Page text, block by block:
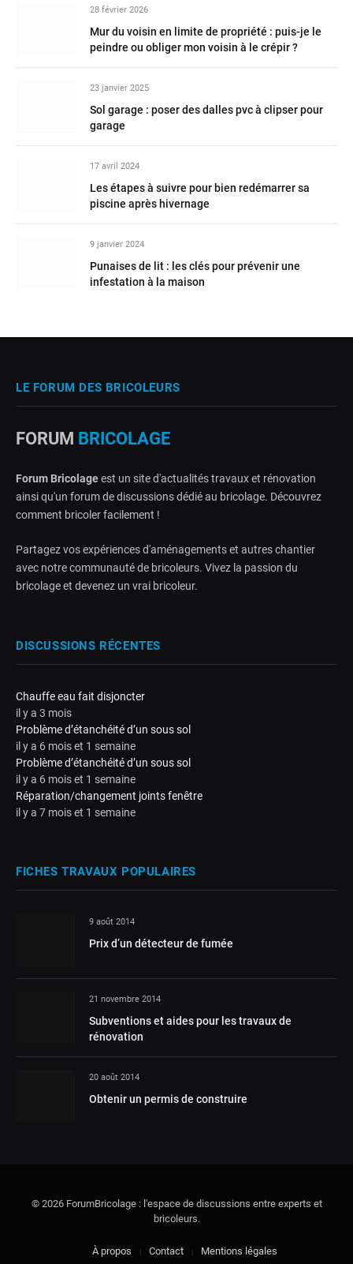
28 février 2026
Mur du voisin en limite de propriété : puis-je le
peindre ou obliger mon voisin à le crépir ?
23 janvier 2025
Sol garage : poser des dalles pvc à clipser pour
garage
17 avril 2024
Les étapes à suivre pour bien redémarrer sa
piscine après hivernage
9 janvier 2024
Punaises de lit : les clés pour prévenir une
infestation à la maison
LE FORUM DES BRICOLEURS
FORUM BRICOLAGE
Forum Bricolageest un site d'actualités travaux et rénovation
ainsi qu'un forum de discussions dédié au bricolage. Découvrez
comment bricoler facilement !
Partagez vos expériences d'aménagements et autres chantier
avec notre communauté de bricoleurs. Vivez la passion du
bricolage et devenez un vrai bricoleur.
DISCUSSIONS RÉCENTES
Chauffe eau fait disjoncter
il y a 3 mois
Problème d’étanchéité d’un sous sol
il y a 6 mois et 1 semaine
Problème d’étanchéité d’un sous sol
il y a 6 mois et 1 semaine
Réparation/changement joints fenêtre
il y a 7 mois et 1 semaine
FICHES TRAVAUX POPULAIRES
9 août 2014
Prix d’un détecteur de fumée
21 novembre 2014
Subventions et aides pour les travaux de
rénovation
20 août 2014
Obtenir un permis de construire
© 2026 ForumBricolage : l'espace de discussions entre experts et
bricoleurs.
À propos Contact Mentions légales